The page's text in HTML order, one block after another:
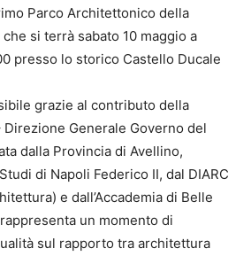
Parco Architettonico della
che si terrà sabato 10 maggio a
presso lo storico Castello Ducale
grazie al contributo della
Direzione Generale Governo del
dalla Provincia di Avellino,
di Napoli Federico II, dal DIARC
e dall’Accademia di Belle
un momento di
sul rapporto tra architettura